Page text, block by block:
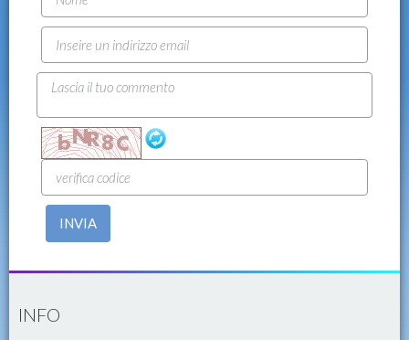
INVIA
INFO